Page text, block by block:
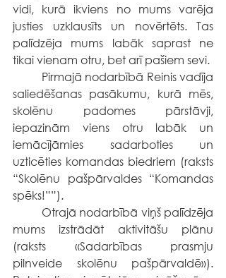
vidi, kurā ikviens no mums varēja
justies uzklausīts un novērtēts. Tas
palīdzēja mums labāk saprast ne
tikai vienam otru, bet arī pašiem sevi.
saliedēšanas pasākumu, kurā mēs,
skolēnu padomes pārstāvji,
iepazinām viens otru labāk un
iemācījāmies sadarboties un
uzticēties komandas biedriem (raksts
“Skolēnu pašpārvaldes “Komandas
spēks!””).
mums izstrādāt aktivitāšu plānu
(raksts «Sadarbības prasmju
pilnveide skolēnu pašpārvaldē»).